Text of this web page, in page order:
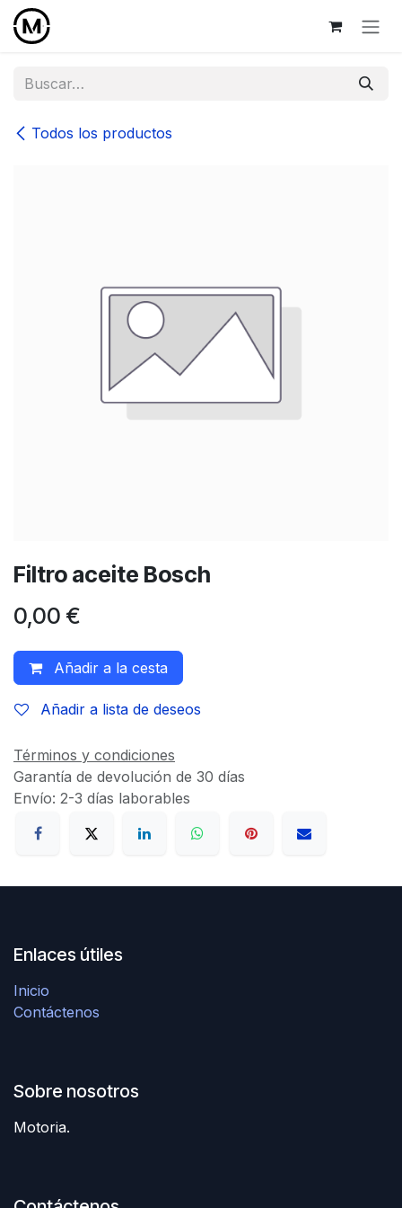
Ir al contenido
Todos los productos
Filtro aceite Bosch
0,00 €
Añadir a la cesta
Añadir a lista de deseos
Términos y condiciones
Garantía de devolución de 30 días
Envío: 2-3 días laborables
Enlaces útiles
Inicio
Contáctenos
Sobre nosotros
Motoria.